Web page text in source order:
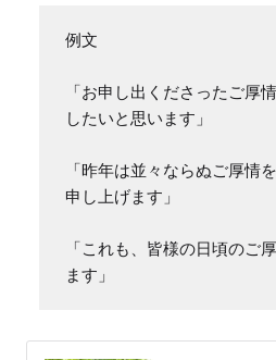
例文
「お申し出くださったご厚
したいと思います」
「昨年は並々ならぬご厚情
申し上げます」
「これも、皆様の日頃のご
ます」